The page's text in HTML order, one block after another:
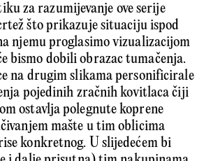
za razumijevanje ove serije
što prikazuje situaciju ispod
njemu proglasimo vizualizacijom
bismo dobili obrazac tumačenja.
na drugim slikama personificirale
pojedinih zračnih kovitlaca čiji
ostavlja polegnute koprene
mašte u tim oblicima
konkretnog. U slijedećem bi